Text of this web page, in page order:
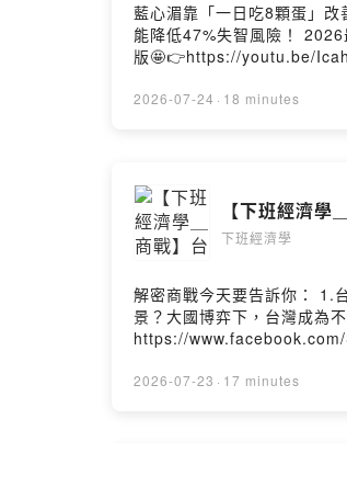
藍心湄靠「一日吃8顆蛋」
能降低47%失智風險！ 2026最新
2026-07-24 · 18 minutes
【下班經濟
下班經濟學
解密商戰今天要告訴你： 1.台股暴
景？大國博弈下，台灣成為不可替代的王牌真相又是什麼？
https://www.facebook.com/Sanxia.Indigo.Dyeing.Festival 影音版本
2026-07-23 · 17 minutes